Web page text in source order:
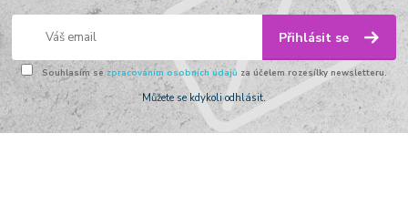
Přihlásit se
Souhlasím se zpracováním osobních údajů za účelem rozesílky newsletteru.
Můžete se kdykoli odhlásit.